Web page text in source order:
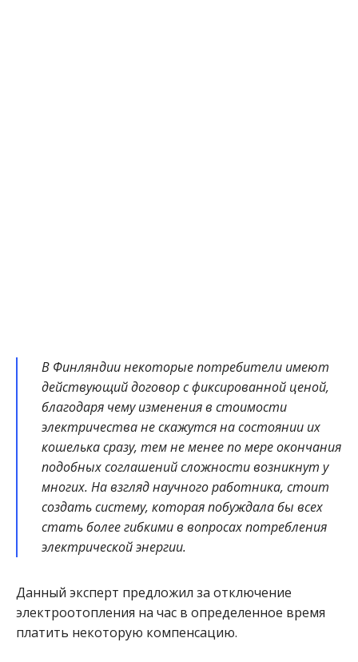
В Финляндии некоторые потребители имеют
действующий договор с фиксированной ценой,
благодаря чему изменения в стоимости
электричества не скажутся на состоянии их
кошелька сразу, тем не менее по мере окончания
подобных соглашений сложности возникнут у
многих. На взгляд научного работника, стоит
создать систему, которая побуждала бы всех
стать более гибкими в вопросах потребления
электрической энергии.
Данный эксперт предложил за отключение
электроотопления на час в определенное время
платить некоторую компенсацию.